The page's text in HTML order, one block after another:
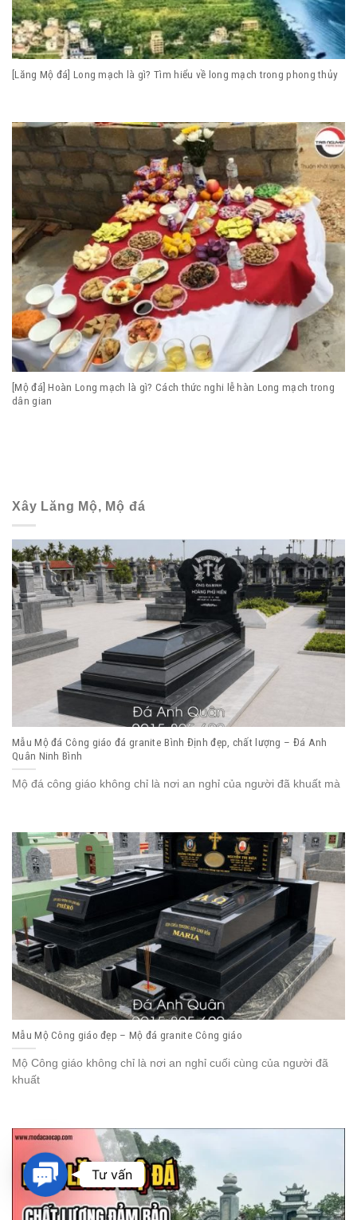
[Lăng Mộ đá] Long mạch là gì? Tìm hiểu về long mạch trong phong thủy
[Mộ đá] Hoàn Long mạch là gì? Cách thức nghi lễ hàn Long mạch trong
dân gian
Xây Lăng Mộ, Mộ đá
Mẫu Mộ đá Công giáo đá granite Bình Định đẹp, chất lượng – Đá Anh
Quân Ninh Bình
Mộ đá công giáo không chỉ là nơi an nghỉ của người đã khuất mà
Mẫu Mộ Công giáo đẹp – Mộ đá granite Công giáo
Mộ Công giáo không chỉ là nơi an nghỉ cuối cùng của người đã
khuất
Contact
Us
Tư vấn